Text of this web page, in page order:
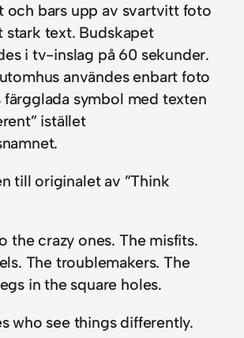
och bars upp av svartvitt foto
stark text. Budskapet
i tv-inslag på 60 sekunder.
användes enbart foto
symbol med texten
istället
till originalet av ”Think
the crazy ones. The misfits.
The troublemakers. The
in the square holes.
who see things differently.